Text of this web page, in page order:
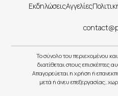
ΕκδηλώσειςΑγγελίες
Το σύνολο του περιεχομένου
διατίθεται στους επισκέπτες
Απαγορεύεται η χρήση ή
μετά ή άνευ επεξεργασίας,